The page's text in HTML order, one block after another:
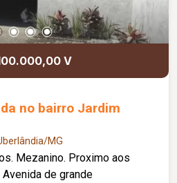
V
no bairro Jardim
MG
Mezanino. Proximo aos
de grande